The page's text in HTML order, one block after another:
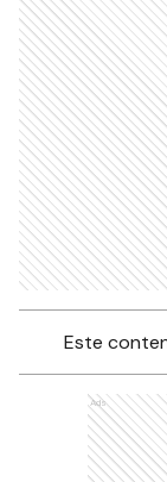
Este
Ads